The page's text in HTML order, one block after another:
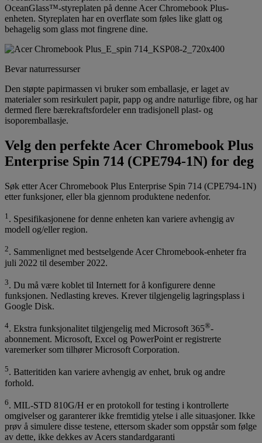
OceanGlass™-styreplaten på denne Acer Chromebook Plus-
enheten. Styreplaten har en overflate som føles like glatt og
behagelig som glass mot fingrene dine.
Bevar naturressurser
Den støpte papirmassen vi bruker som emballasje, er laget av
materialer som resirkulert papir, papp og andre naturlige fibre, og har
dermed flere bærekraftsfordeler enn tradisjonell plast- og
isoporemballasje.
Velg den perfekte Acer Chromebook Plus
Enterprise Spin 714 (CPE794-1N) for deg
Søk etter Acer Chromebook Plus Enterprise Spin 714 (CPE794-1N)
etter funksjoner, eller bla gjennom produktene nedenfor.
1. Spesifikasjonene for denne enheten kan variere avhengig av
modell og/eller region.
2. Sammenlignet med bestselgende Acer Chromebook-enheter fra
juli 2022 til desember 2022.
3. Du må være koblet til Internett for å konfigurere denne
funksjonen. Nedlasting kreves. Krever tilgjengelig lagringsplass i
Google Disk.
4. Ekstra funksjonalitet tilgjengelig med Microsoft 365®-
abonnement. Microsoft, Excel og PowerPoint er registrerte
varemerker som tilhører Microsoft Corporation.
5. Batteritiden kan variere avhengig av enhet, bruk og andre
forhold.
6. MIL-STD 810G/H er en protokoll for testing i kontrollerte
omgivelser og garanterer ikke fremtidig ytelse i alle situasjoner. Ikke
prøv å simulere disse testene, ettersom skader som oppstår som følge
av dette, ikke dekkes av Acers standardgaranti